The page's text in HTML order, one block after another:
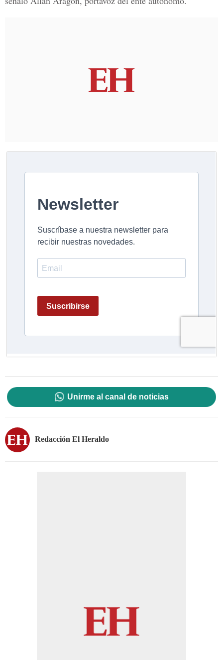
Unirme al canal de noticias
Redacción El Heraldo